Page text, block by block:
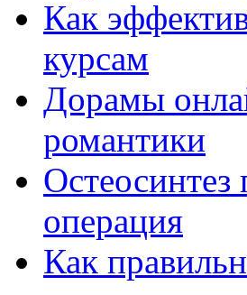
Как
курсам
Дорамы
романтики
Остеосинтез
операция
Как